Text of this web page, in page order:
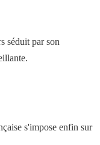
séduit par son
s'impose enfin sur